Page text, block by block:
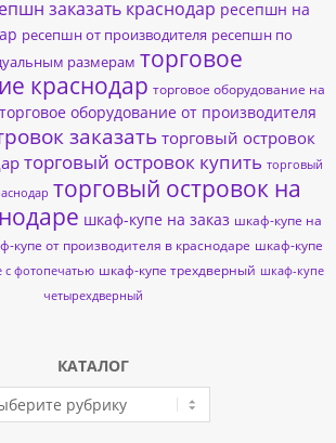
заказать краснодар ресепшн на
ресепшн от производителя ресепшн по
размерам торговое
краснодар торговое оборудование на
торговое оборудование от производителя
заказать торговый островок
торговый островок купить торговый
торговый островок на
шкаф-купе на заказ шкаф-купе на
купе от производителя в краснодаре шкаф-купе
с фотопечатью шкаф-купе трехдверный шкаф-купе
четырехдверный
КАТАЛОГ